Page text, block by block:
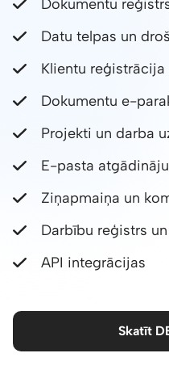
Dokumentu
Datu telpas un
Klientu
Dokumentu e-
Projekti un darba
E-pasta
Ziņapmaiņa un
Darbību reģistrs
API integrācijas
Skatīt